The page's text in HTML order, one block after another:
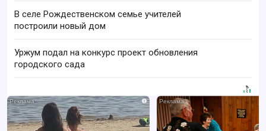
В селе Рождественском семье учителей
построили новый дом
Уржум подал на конкурс проект обновления
городского сада
i